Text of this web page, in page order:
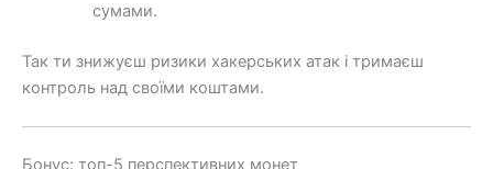
сумами.
Так ти знижуєш ризики хакерських атак і тримаєш
контроль над своїми коштами.
Бонус: топ-5 перспективних монет